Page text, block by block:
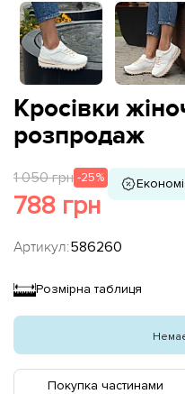
Кросівки
розпродаж
1 050 грн -25%
788 грн
Артикул:586260
Розмірна таблиця
Покупка частинами